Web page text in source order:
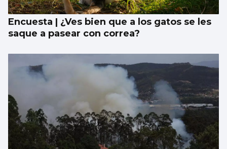
Encuesta | ¿Ves bien que a los gatos se les
saque a pasear con correa?